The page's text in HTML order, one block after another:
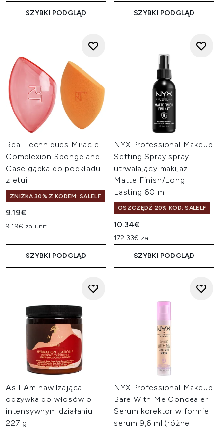
SZYBKI PODGLĄD SZYBKI PODGLĄD
Real Techniques Miracle
Complexion Sponge and
Case gąbka do podkładu
z etui
ZNIŻKA 30% Z KODEM: SALELF
9.19€
9.19€ za unit
SZYBKI PODGLĄD
NYX Professional Makeup
Setting Spray spray
utrwalający makijaż –
Matte Finish/Long
Lasting 60 ml
OSZCZĘDŹ 20% KOD: SALELF
10.34€
172.33€ za L
SZYBKI PODGLĄD
As I Am nawilżająca
odżywka do włosów o
intensywnym działaniu
227 g
NYX Professional Makeup
Bare With Me Concealer
Serum korektor w formie
serum 9,6 ml (różne